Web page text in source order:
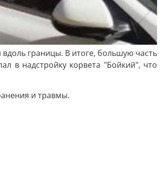
границы. В итоге, большую часть
в надстройку корвета "Бойкий", что
и травмы.